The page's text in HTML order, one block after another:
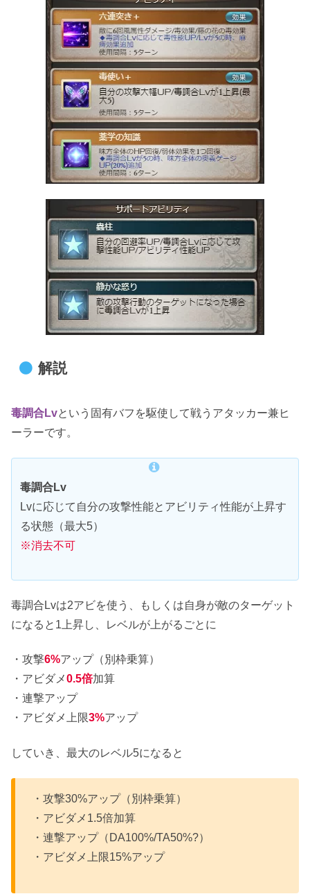
解説
毒調合Lvという固有バフを駆使して戦うアタッカー兼ヒ
ーラーです。
毒調合Lv
Lvに応じて自分の攻撃性能とアビリティ性能が上昇す
る状態（最大5）
※消去不可
毒調合Lvは2アビを使う、もしくは自身が敵のターゲット
になると1上昇し、レベルが上がるごとに
・攻撃6%アップ（別枠乗算）
・アビダメ0.5倍加算
・連撃アップ
・アビダメ上限3%アップ
していき、最大のレベル5になると
・攻撃30%アップ（別枠乗算）
・アビダメ1.5倍加算
・連撃アップ（DA100%/TA50%?）
・アビダメ上限15%アップ